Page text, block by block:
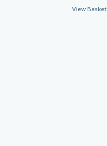
View Basket